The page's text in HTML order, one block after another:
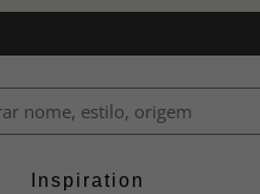
Inspiration